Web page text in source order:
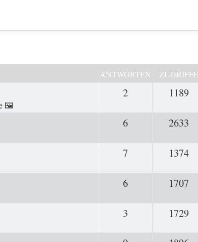
ANTWORTEN ZUGRIFFE
🖼️
2Antworten 1189
6Antworten2633
7 1374
6Antworten 1707
3 1729